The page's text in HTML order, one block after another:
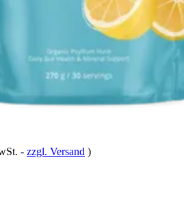
- zzgl. Versand )